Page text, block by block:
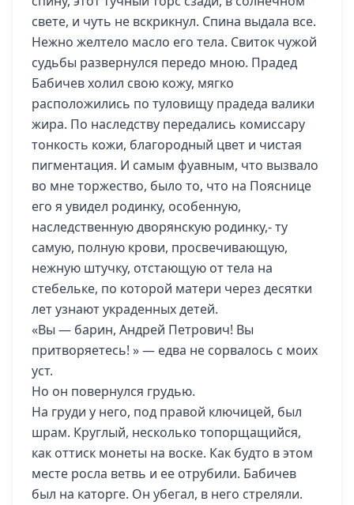
свете, и чуть не вскрикнул. Спина выдала все.
Нежно желтело масло его тела. Свиток чужой
судьбы развернулся передо мною. Прадед
Бабичев холил свою кожу, мягко
расположились по туловищу прадеда валики
жира. По наследству передались комиссару
тонкость кожи, благородный цвет и чистая
пигментация. И самым фуавным, что вызвало
во мне торжество, было то, что на Пояснице
его я увидел родинку, особенную,
наследственную дворянскую родинку,- ту
самую, полную крови, просвечивающую,
нежную штучку, отстающую от тела на
стебельке, по которой матери через десятки
лет узнают украденных детей.
«Вы — барин, Андрей Петрович! Вы
притворяетесь! » — едва не сорвалось с моих
уст.
Но он повернулся грудью.
На груди у него, под правой ключицей, был
шрам. Круглый, несколько топорщащийся,
как оттиск монеты на воске. Как будто в этом
месте росла ветвь и ее отрубили. Бабичев
был на каторге. Он убегал, в него стреляли.